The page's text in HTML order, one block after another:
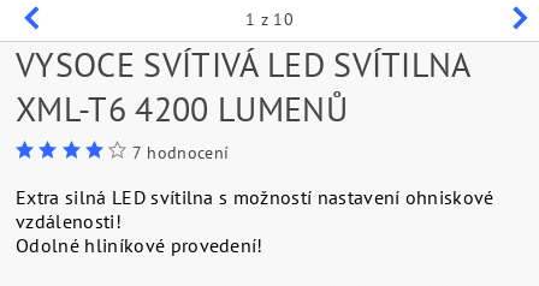
1 z 10
VYSOCE SVÍTIVÁ LED SVÍTILNA
XML-T6 4200 LUMENŮ
7 hodnocení
Extra silná LED svítilna s možností nastavení ohniskové
vzdálenosti!
Odolné hliníkové provedení!